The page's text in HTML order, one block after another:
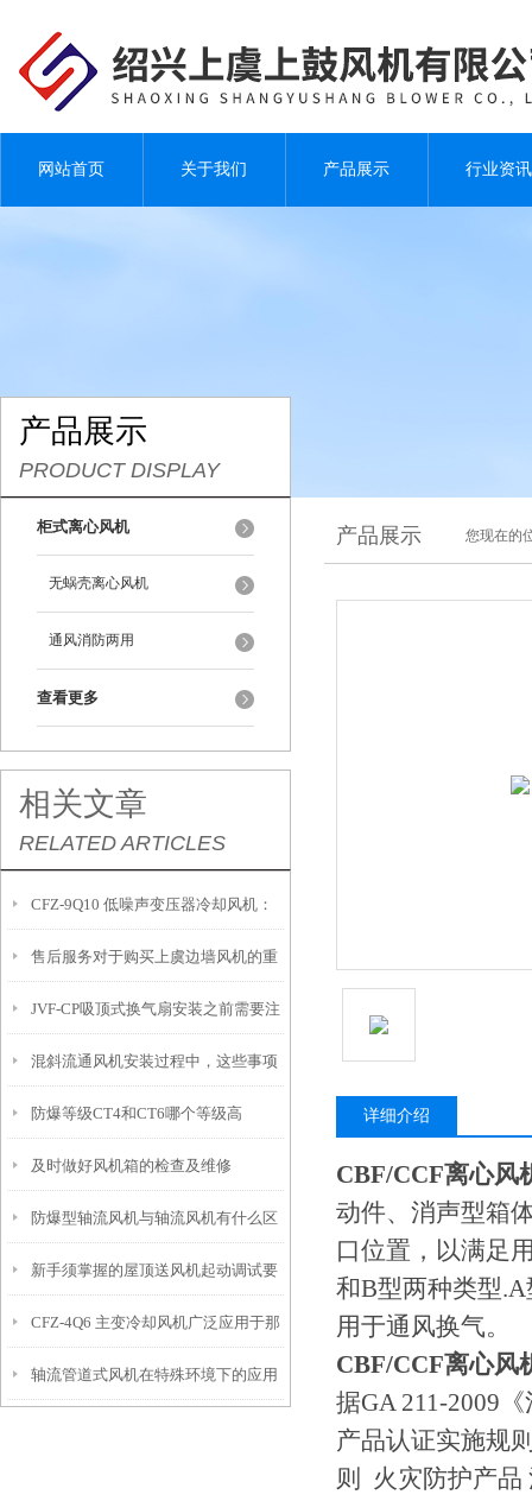
网站首页 关于我们 产品展示 行业资讯
产品展示
PRODUCT DISPLAY
柜式离心风机
无蜗壳离心风机
通风消防两用
查看更多
相关文章
RELATED ARTICLES
CFZ-9Q10 低噪声变压器冷却风机：
高效散热、稳运行、长寿命的优选方
案
售后服务对于购买上虞边墙风机的重
要性
JVF-CP吸顶式换气扇安装之前需要注
意什么？怎么安装
混斜流通风机安装过程中，这些事项
一定要注意
防爆等级CT4和CT6哪个等级高
及时做好风机箱的检查及维修
防爆型轴流风机与轴流风机有什么区
别
新手须掌握的屋顶送风机起动调试要
点
CFZ-4Q6 主变冷却风机广泛应用于那
里需要怎么选型
轴流管道式风机在特殊环境下的应用
产品展示 您现在的
详细介绍
CBF/CCF离心风
动件、消声型箱
口位置，以满足
和B型两种类型
用于通风换气。
CBF/CCF离心风
据GA 211-2009
产品认证实施规
则 火灾防护产品